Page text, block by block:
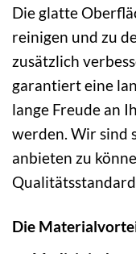
Die glatte
reinigen und zu
zusätzlich
garantiert eine
lange Freude an
werden. Wir sind
anbieten zu
Die